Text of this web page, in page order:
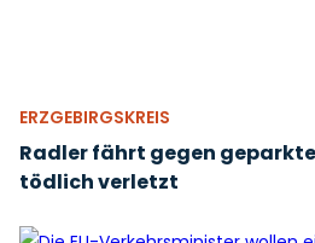
ERZGEBIRGSKREIS
Radler fährt gegen
tödlich verletzt